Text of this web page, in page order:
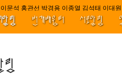
문석 홍관선 박경용 이종열 김석태 이대
알림 번개배움터 서로알림
림